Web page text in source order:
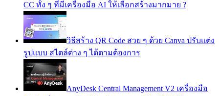
CC ทั้ง ๆ ที่มีเครื่องมือ AI ให้เลือกสร้างมากมาย ?
วิธีสร้าง QR Code สวย ๆ ด้วย Canva ปรับแต่ง
รูปแบบ สไตล์ต่าง ๆ ได้ตามต้องการ
AnyDesk Central Management V2 เครื่องมือ